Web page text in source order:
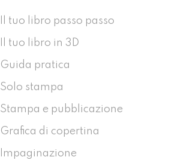
Il tuo libro passo passo
Il tuo libro in 3D
Guida pratica
Solo stampa
Stampa e pubblicazione
Grafica di copertina
Impaginazione